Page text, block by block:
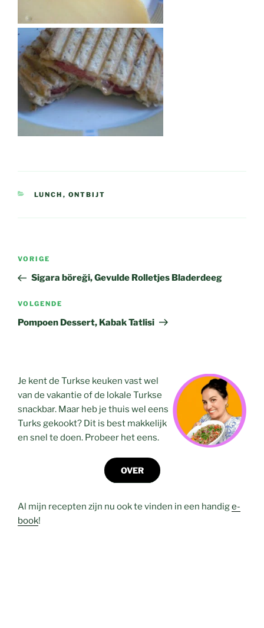
CATEGORIEËN
LUNCH , ONTBIJT
Bericht
Vorig
bericht
VORIGE
Sigara böreği, Gevulde Rolletjes Bladerdeeg
Volgend
bericht
VOLGENDE
Pompoen Dessert, Kabak Tatlisi
Je kent de Turkse keuken vast wel
van de vakantie of de lokale Turkse
snackbar. Maar heb je thuis wel eens
Turks gekookt? Dit is best makkelijk
en snel te doen. Probeer het eens.
OVER
Al mijn recepten zijn nu ook te vinden in een handige-
book!